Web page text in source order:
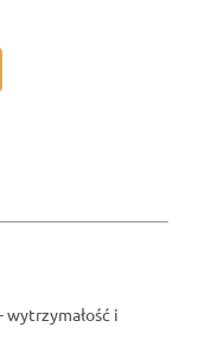
- wytrzymałość i